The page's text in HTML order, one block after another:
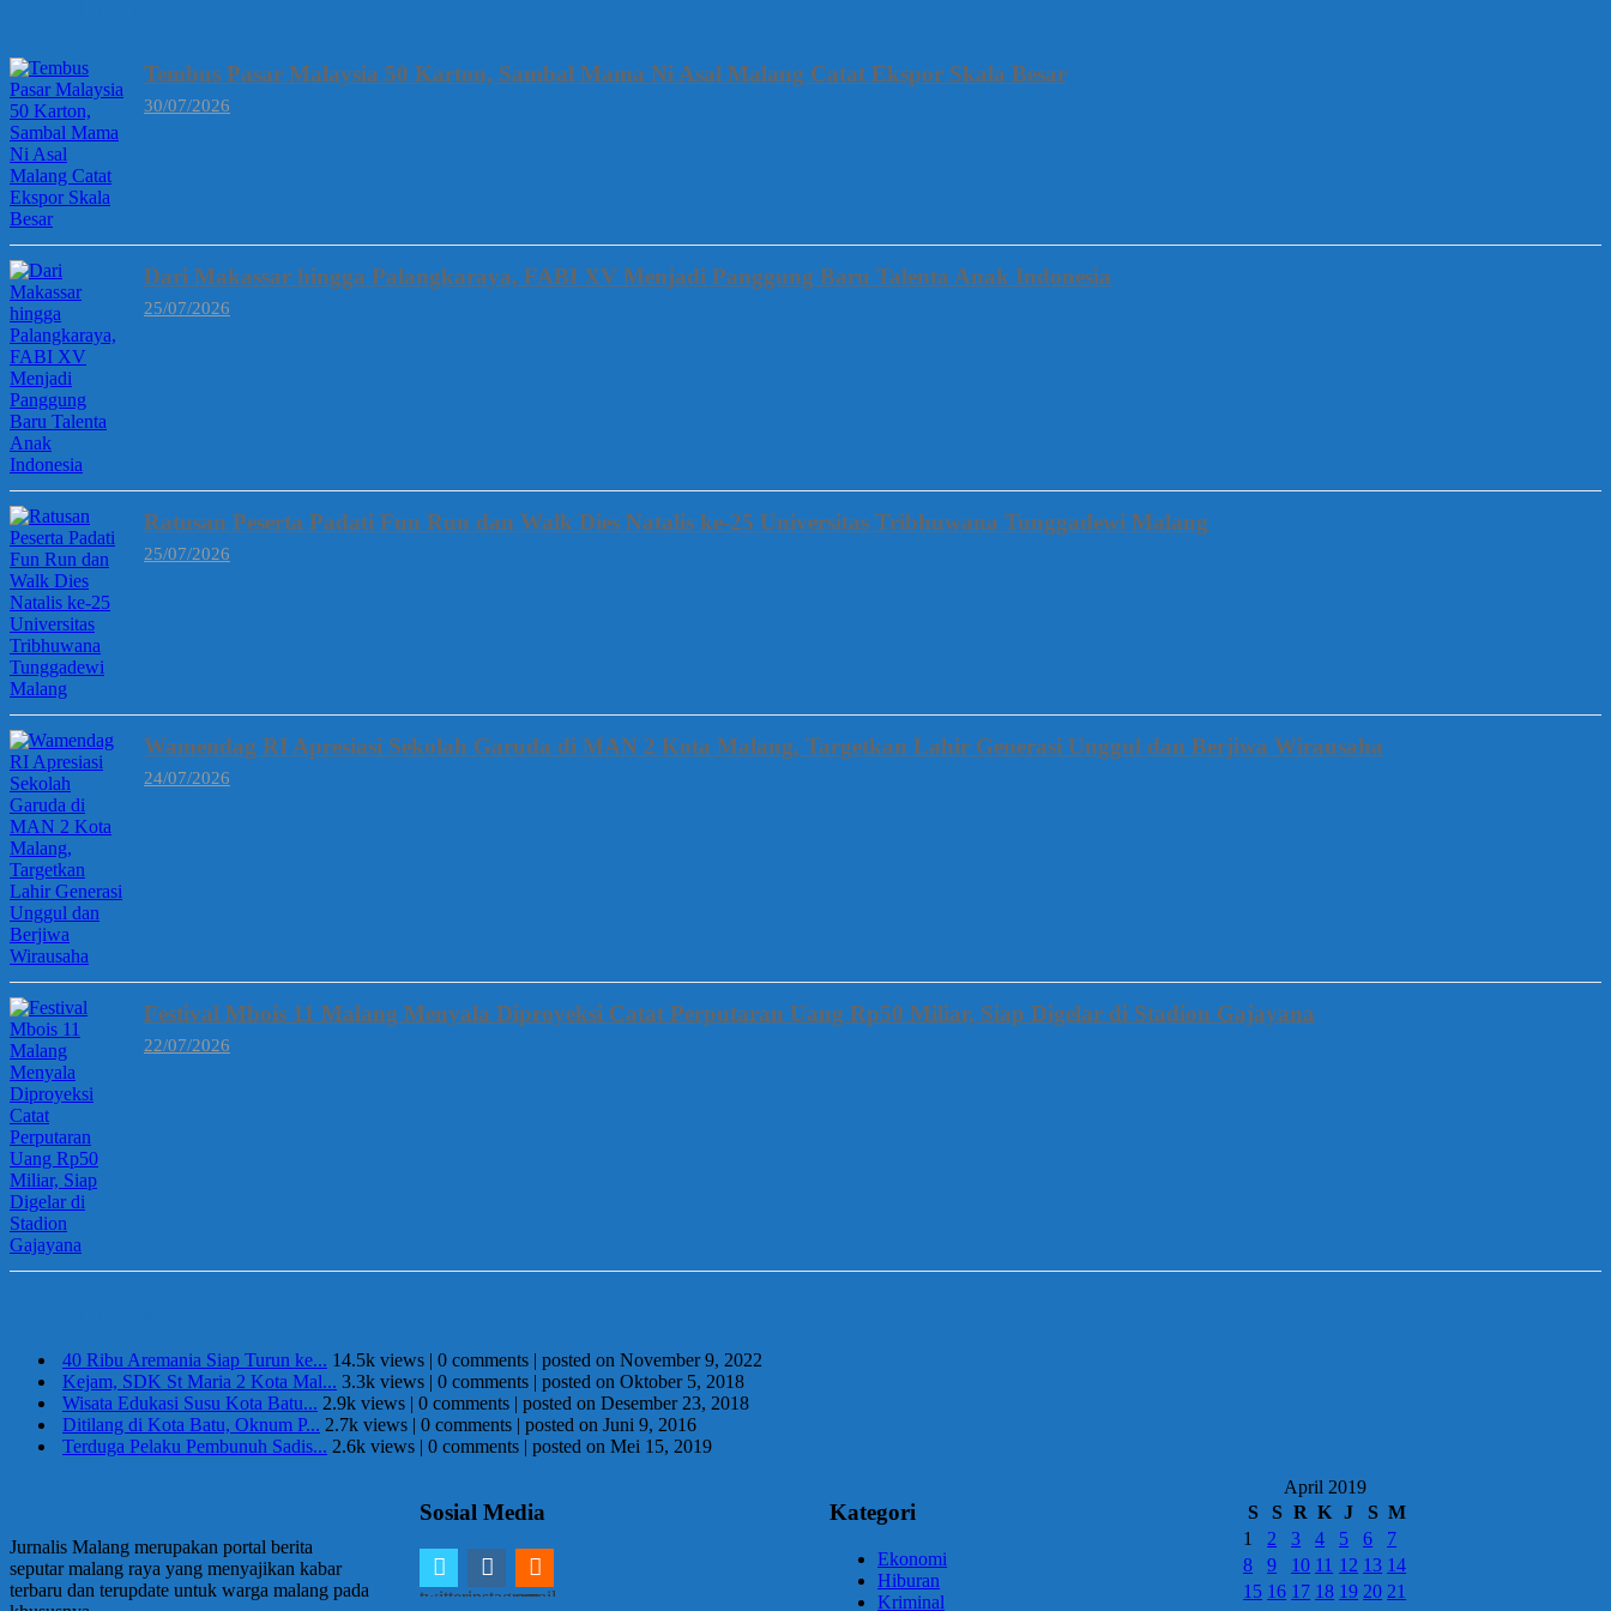
Tembus Pasar Malaysia 50 Karton, Sambal Mama Ni Asal Malang Catat Ekspor Skala Besar
30/07/2026
Dari Makassar hingga Palangkaraya, FABI XV Menjadi Panggung Baru Talenta Anak Indonesia
25/07/2026
Ratusan Peserta Padati Fun Run dan Walk Dies Natalis ke-25 Universitas Tribhuwana Tunggadewi Malang
25/07/2026
Wamendag RI Apresiasi Sekolah Garuda di MAN 2 Kota Malang, Targetkan Lahir Generasi Unggul dan Berjiwa Wirausaha
24/07/2026
Festival Mbois 11 Malang Menyala Diproyeksi Catat Perputaran Uang Rp50 Miliar, Siap Digelar di Stadion Gajayana
22/07/2026
40 Ribu Aremania Siap Turun ke... 14.5k views | 0 comments | posted on November 9, 2022
Kejam, SDK St Maria 2 Kota Mal... 3.3k views | 0 comments | posted on Oktober 5, 2018
Wisata Edukasi Susu Kota Batu... 2.9k views | 0 comments | posted on Desember 23, 2018
Ditilang di Kota Batu, Oknum P... 2.7k views | 0 comments | posted on Juni 9, 2016
Terduga Pelaku Pembunuh Sadis... 2.6k views | 0 comments | posted on Mei 15, 2019
Jurnalis Malang merupakan portal berita
seputar malang raya yang menyajikan kabar
terbaru dan terupdate untuk warga malang pada
Sosial Media
twitterinstagram
email
Kategori
Ekonomi
Hiburan
Kriminal
April 2019
S
S R K J S M
1
2 3 4 5 6
7
8
9 10 11 12 13 14
15 16 17 18 19 20 21